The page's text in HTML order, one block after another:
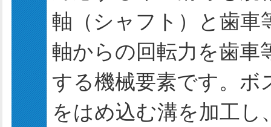
軸（シャフト）と歯車
軸からの回転力を歯車
する機械要素です。ボ
をはめ込む溝を加工し